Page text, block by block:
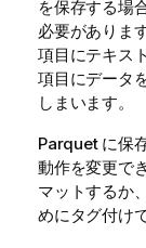
を保存する場
必要がありま
項目にテキス
項目にデータ
しまいます。
Parquet に保
動作を変更で
マットするか
めにタグ付け